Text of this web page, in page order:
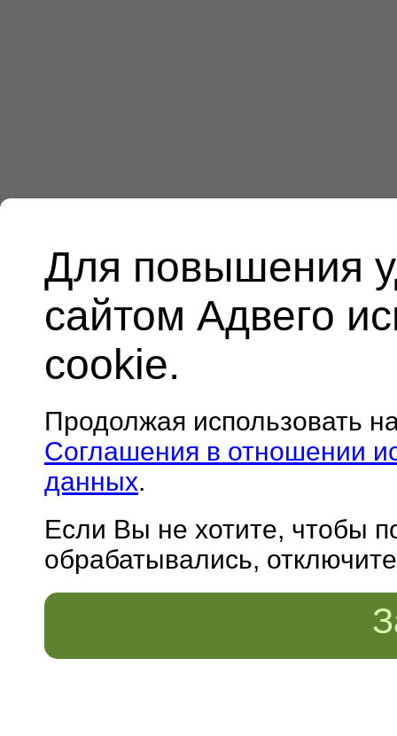
Для повышения
сайтом Адвего
cookie.
Продолжая использовать
Соглашения в отношении
данных.
Если Вы не хотите, чтобы
обрабатывались,